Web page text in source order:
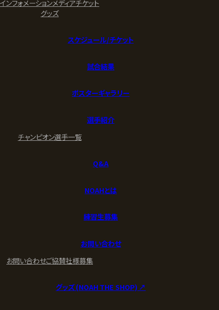
インフォメーションメディアチケット
グッズ
スケジュール/チケット
試合結果
ポスターギャラリー
選手紹介
チャンピオン選手一覧
Q&A
NOAHとは
練習生募集
お問い合わせ
お問い合わせご協賛社様募集
グッズ (NOAH THE SHOP) ↗︎